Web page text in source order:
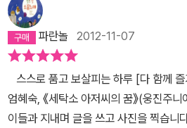
파란놀 2012-11-07
스스로 품고 보살피는 하루 [다 함께
엄혜숙, 《세탁소 아저씨의 꿈》(웅진주
이들과 지내며 글을 쓰고 사진을 찍습니